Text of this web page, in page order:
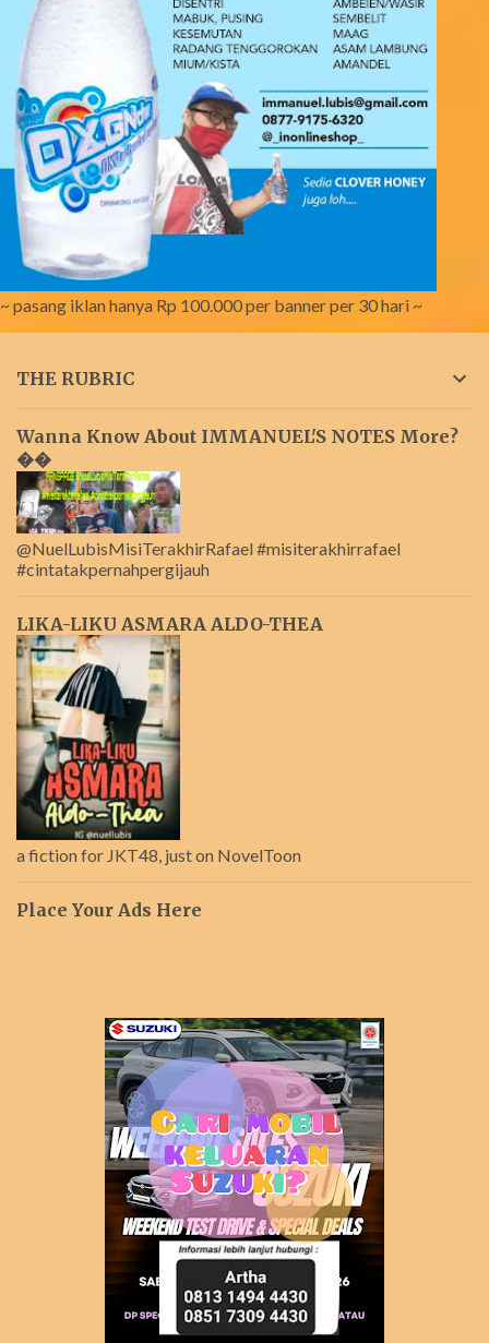
~ pasang iklan hanya Rp 100.000 per banner per 30 hari ~
THE RUBRIC
Wanna Know About IMMANUEL'S NOTES More?
��
@NuelLubisMisiTerakhirRafael #misiterakhirrafael
#cintatakpernahpergijauh
LIKA-LIKU ASMARA ALDO-THEA
a fiction for JKT48, just on NovelToon
Place Your Ads Here